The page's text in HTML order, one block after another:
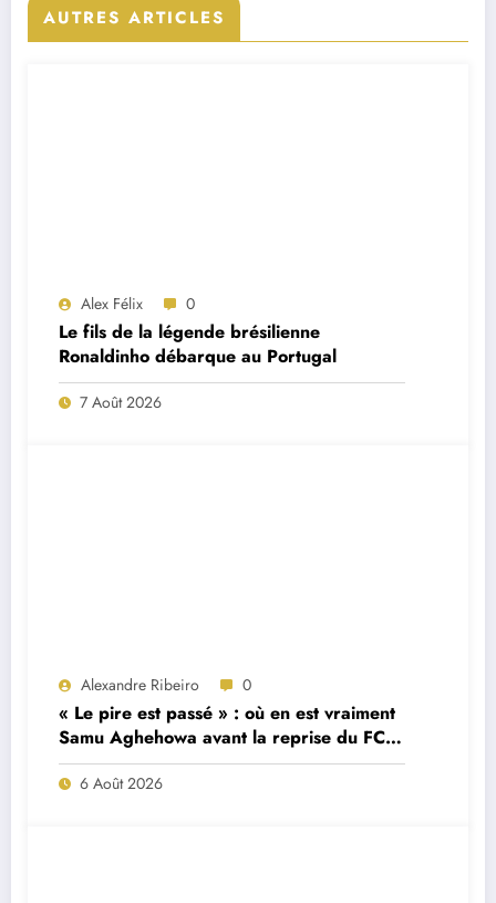
AUTRES ARTICLES
Alex Félix 0
Le fils de la légende brésilienne
Ronaldinho débarque au Portugal
7 Août 2026
Alexandre Ribeiro 0
« Le pire est passé » : où en est vraiment
Samu Aghehowa avant la reprise du FC
Porto ?
6 Août 2026